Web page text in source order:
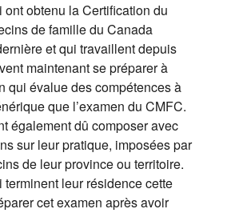
obtenu la Certification du
de famille du Canada
et qui travaillent depuis
maintenant se préparer à
qui évalue des compétences à
que l’examen du CMFC.
également dû composer avec
sur leur pratique, imposées par
de leur province ou territoire.
leur résidence cette
cet examen après avoir